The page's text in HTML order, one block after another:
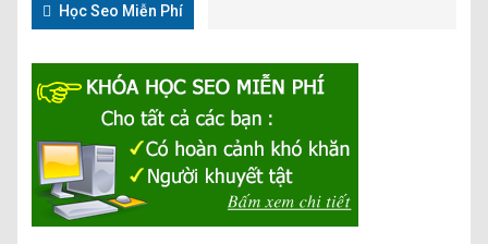
Học Seo Miễn Phí